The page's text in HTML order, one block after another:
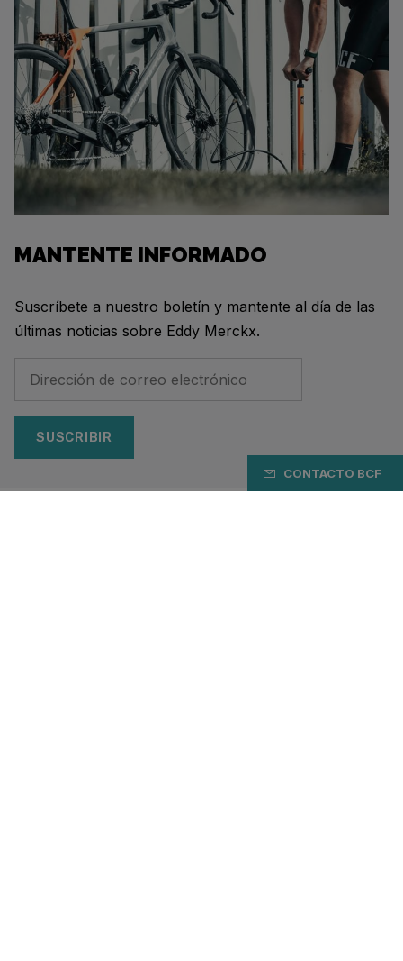
CONTACTO BCF
MANTENTE INFORMADO
Suscríbete a nuestro boletín y mantente al día de las
últimas noticias sobre Eddy Merckx.
SUSCRIBIR